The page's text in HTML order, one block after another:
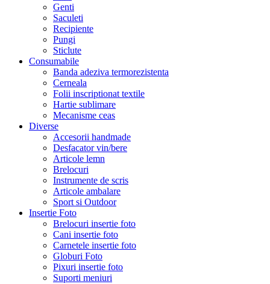
Genti
Saculeti
Recipiente
Pungi
Sticlute
Consumabile
Banda adeziva termorezistenta
Cerneala
Folii inscriptionat textile
Hartie sublimare
Mecanisme ceas
Diverse
Accesorii handmade
Desfacator vin/bere
Articole lemn
Brelocuri
Instrumente de scris
Articole ambalare
Sport si Outdoor
Insertie Foto
Brelocuri insertie foto
Cani insertie foto
Carnetele insertie foto
Globuri Foto
Pixuri insertie foto
Suporti meniuri